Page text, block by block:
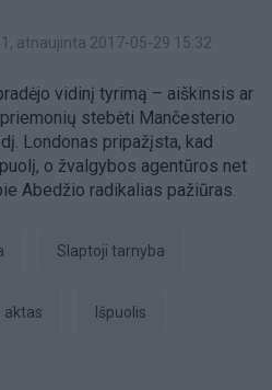
, atnaujinta 2017-05-29 15:32
vidinį tyrimą – aiškinsis ar
stebėti Mančesterio
Londonas pripažįsta, kad
o žvalgybos agentūros net
Abedžio radikalias pažiūras.
slaptoji tarnyba
aktas išpuolis